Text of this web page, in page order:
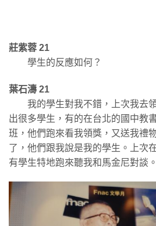
莊紫蓉 21
學生的反應如何？
葉石濤 21
我的學生對我不錯，上次我去領
出很多學生，有的在台北的國中教
班，他們跑來看我領獎，又送我禮
了，他們跟我說是我的學生。上次
有學生特地跑來聽我和馬金尼對談。